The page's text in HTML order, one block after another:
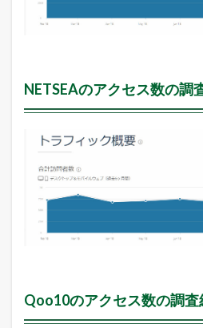
NETSEAのアクセス数の調
Qoo10のアクセス数の調査